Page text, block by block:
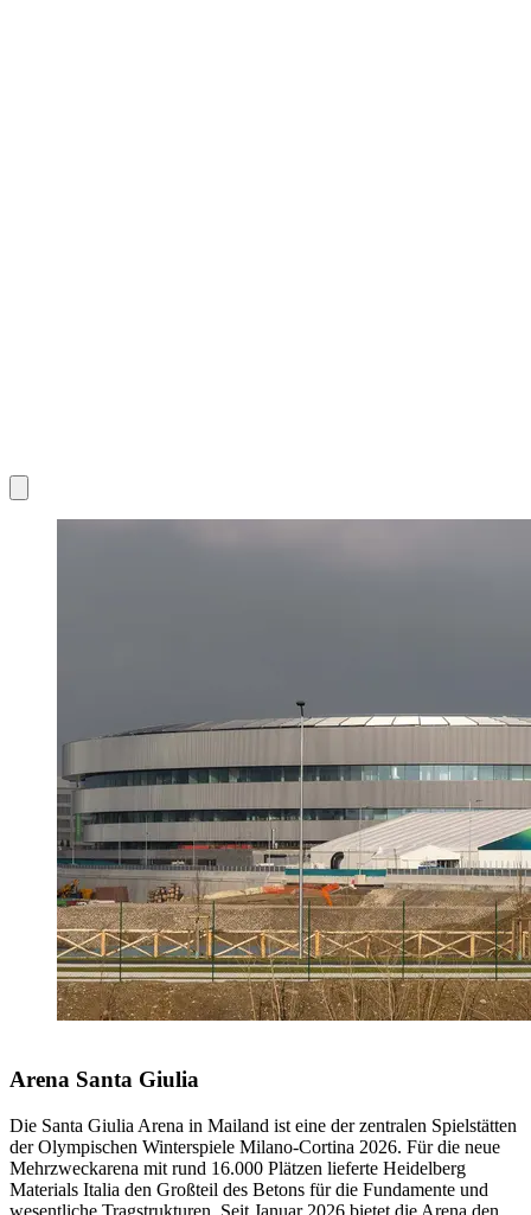
Arena Santa Giulia
Die Santa Giulia Arena in Mailand ist eine der zentralen Spielstätten
der Olympischen Winterspiele Milano‑Cortina 2026. Für die neue
Mehrzweckarena mit rund 16.000 Plätzen lieferte Heidelberg
Materials Italia den Großteil des Betons für die Fundamente und
wesentliche Tragstrukturen. Seit Januar 2026 bietet die Arena den